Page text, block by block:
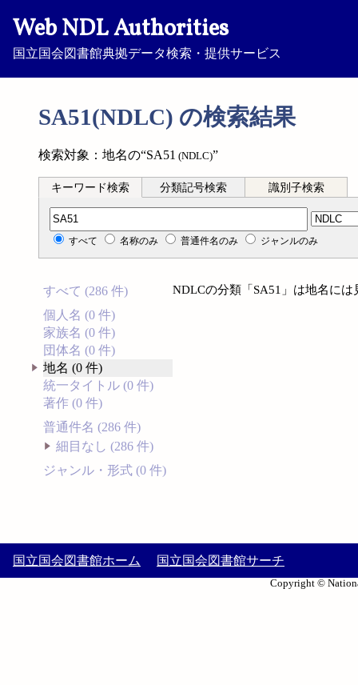
Web NDL Authorities
国立国会図書館典拠データ検索・提供サービス
SA51(NDLC) の検索結果
検索対象：地名の“SA51 (NDLC)”
キーワード検索 分類記号検索 識別子検索
分類記号検索
すべて 名称のみ 普通件名のみ ジャンルのみ
すべて (286 件)
個人名 (0 件)
家族名 (0 件)
団体名 (0 件)
地名 (0 件)
統一タイトル (0 件)
著作 (0 件)
普通件名 (286 件)
細目なし (286 件)
ジャンル・形式 (0 件)
NDLCの分類「SA51」は地名に
国立国会図書館ホーム 国立国会図書館サーチ
Copyright ©